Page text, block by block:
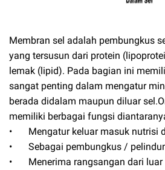
Membran sel adalah pembungkus
yang tersusun dari protein
lemak (lipid). Pada bagian ini
sangat penting dalam mengatur
berada didalam maupun diluar
memiliki berbagai fungsi
•
Mengatur keluar masuk nutrisi
•
Sebagai pembungkus /
•
Menerima rangsangan dari luar